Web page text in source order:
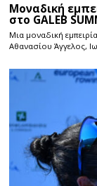
Μοναδική
στο GALEB
Μια μοναδική
Αθανασίου Άγγελος,